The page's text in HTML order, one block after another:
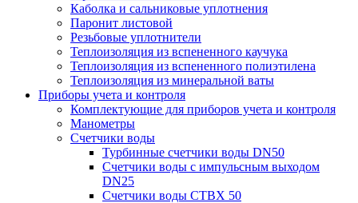
Каболка и сальниковые уплотнения
Паронит листовой
Резьбовые уплотнители
Теплоизоляция из вспененного каучука
Теплоизоляция из вспененного полиэтилена
Теплоизоляция из минеральной ваты
Приборы учета и контроля
Комплектующие для приборов учета и контроля
Манометры
Счетчики воды
Турбинные счетчики воды DN50
Счетчики воды с импульсным выходом
DN25
Счетчики воды СТВХ 50